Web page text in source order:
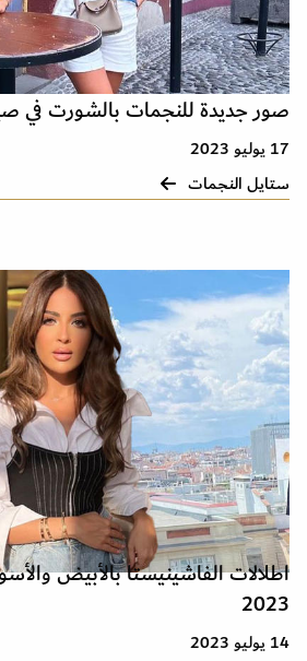
صور جديدة للنجمات بالشورت في صيف
17 يوليو 2023
ستايل النجمات
اطلالات الفاشينيستا بالأبيض
2023
14 يوليو 2023